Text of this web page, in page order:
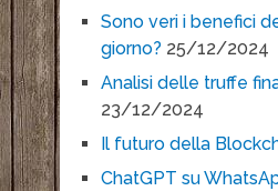
Sono veri i benefici
giorno? 25/12/2024
Analisi delle truffe
23/12/2024
Il futuro della
ChatGPT su